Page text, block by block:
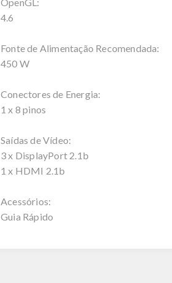
4.6
Fonte de Alimentação Recomendada:
450 W
Conectores de Energia:
1 x 8 pinos
Saídas de Vídeo:
3 x DisplayPort 2.1b
1 x HDMI 2.1b
Acessórios:
Guia Rápido